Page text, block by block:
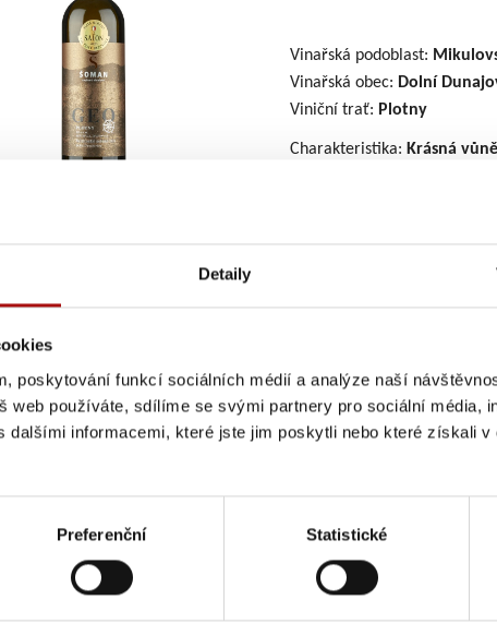
Detaily
poskytování funkcí sociálních médií a analýze naší
web používáte, sdílíme se svými partnery pro sociální média,
dalšími informacemi, které jste jim poskytli nebo které získali v
Preferenční Statistické
Vinařská podoblast:
Vinařská obec: Dolní
Viniční trať: Plotny
Charakteristika: Krásná
s příjemnou kořenitostí
krémové, s dobře
ocenění:Zlatá medaile Salon vín 2026
cukru (g/l):
(g/l):7,0
(% obj.):13,5
extrakt (g/l):23,4
moštu (°NM):
T22/24
lahvová zralost:
2026–2028
republiky
Morava
označením původu (Víno s CHOP)